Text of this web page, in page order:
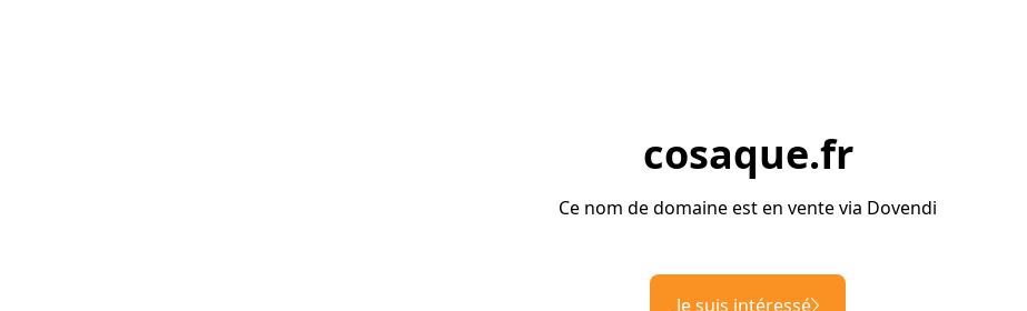
cosaque.fr
Ce nom de domaine est en vente via Dovendi
Je suis intéressé